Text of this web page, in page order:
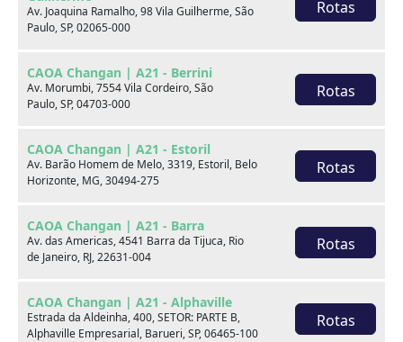
Av. Joaquina Ramalho, 98 Vila Guilherme, São
Paulo, SP, 02065-000
Rotas
CAOA Changan | A21 - Berrini
Av. Morumbi, 7554 Vila Cordeiro, São
Paulo, SP, 04703-000
Rotas
CAOA Changan | A21 - Estoril
Av. Barão Homem de Melo, 3319, Estoril, Belo
Horizonte, MG, 30494-275
Rotas
CAOA Changan | A21 - Barra
Av. das Americas, 4541 Barra da Tijuca, Rio
de Janeiro, RJ, 22631-004
Rotas
CAOA Changan | A21 - Alphaville
Estrada da Aldeinha, 400, SETOR: PARTE B,
Alphaville Empresarial, Barueri, SP, 06465-100
Rotas
Seminovos em destaque